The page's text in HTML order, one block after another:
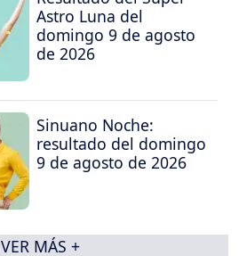
Astro Luna del
domingo 9 de agosto
de 2026
Sinuano Noche:
resultado del domingo
9 de agosto de 2026
VER MÁS +